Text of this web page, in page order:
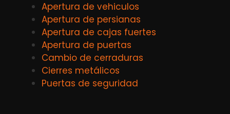
Apertura de vehiculos
Apertura de persianas
Apertura de cajas fuertes
Apertura de puertas
Cambio de cerraduras
Cierres metálicos
Puertas de seguridad